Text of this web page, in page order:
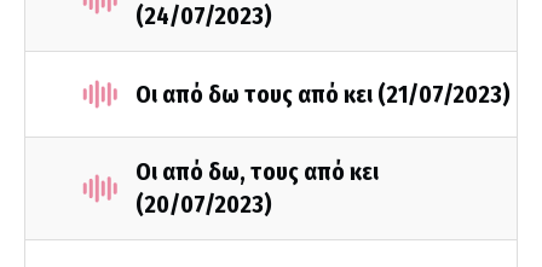
(24/07/2023)
Οι από δω τους από κει (21/07/2023)
Οι από δω, τους από κει
(20/07/2023)